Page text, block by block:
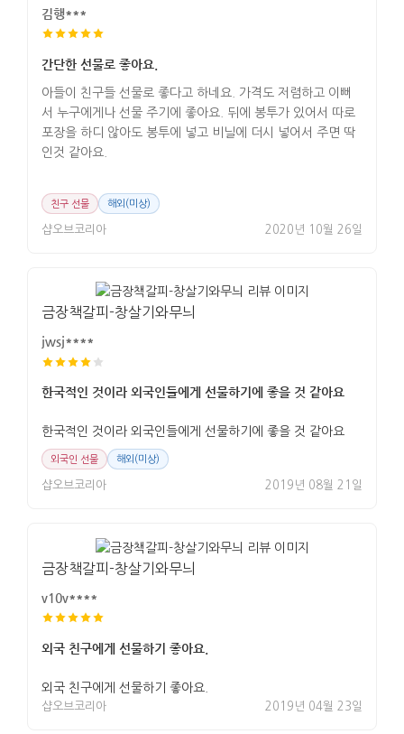
김행***
간단한 선물로 좋아요.
아들이 친구들 선물로 좋다고 하네요. 가격도 저렴하고 이뻐
서 누구에게나 선물 주기에 좋아요. 뒤에 봉투가 있어서 따로
포장을 하디 않아도 봉투에 넣고 비닐에 더시 넣어서 주면 딱
인것 같아요.
친구 선물 해외(미상)
샵오브코리아 2020년 10월 26일
금장책갈피-창살기와무늬
jwsj****
한국적인 것이라 외국인들에게 선물하기에 좋을 것 같아요
한국적인 것이라 외국인들에게 선물하기에 좋을 것 같아요
외국인 선물 해외(미상)
샵오브코리아 2019년 08월 21일
금장책갈피-창살기와무늬
v10v****
외국 친구에게 선물하기 좋아요.
외국 친구에게 선물하기 좋아요.
샵오브코리아 2019년 04월 23일